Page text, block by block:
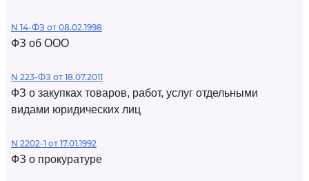
N 14-ФЗ от 08.02.1998
ФЗ об ООО
N 223-ФЗ от 18.07.2011
ФЗ о закупках товаров, работ, услуг отдельными
видами юридических лиц
N 2202-1 от 17.01.1992
ФЗ о прокуратуре